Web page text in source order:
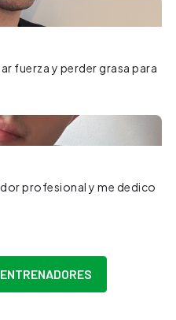
fuerza y perder grasa para
profesional y me dedico